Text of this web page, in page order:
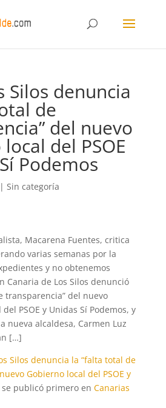
Silos denuncia
de
del nuevo
del PSOE
Podemos
| Sin categoría
Macarena Fuentes, critica
varias semanas por la
y no obtenemos
Canaria de Los Silos denunció
transparencia” del nuevo
PSOE y Unidas Sí Podemos, y
nueva alcaldesa, Carmen Luz
[…]
Silos denuncia la “falta total de
Gobierno local del PSOE y
se publicó primero en Canarias